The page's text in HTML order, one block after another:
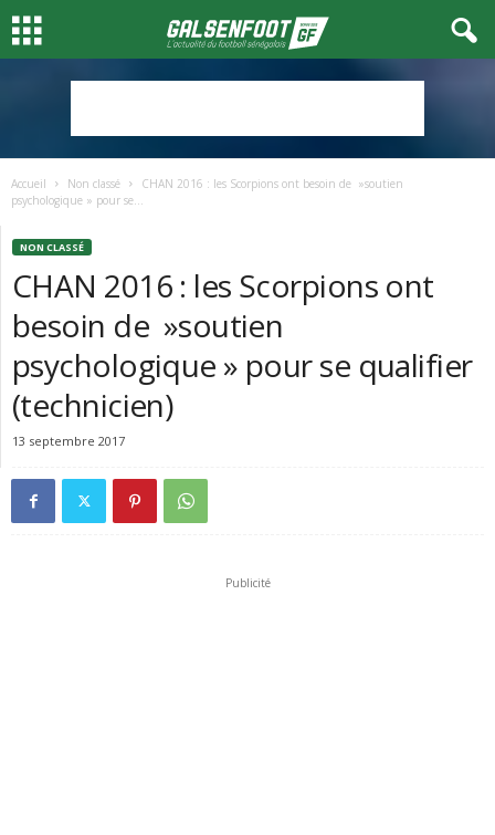
Accueil Non classé
CHAN 2016 : les Scorpions ont besoin de »soutien
psychologique » pour se...
NON CLASSÉ
CHAN 2016 : les Scorpions ont
besoin de »soutien
psychologique » pour se qualifier
(technicien)
13 septembre 2017
Publicité